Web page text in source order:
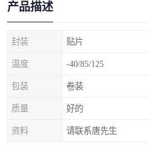
产品描述
封装 贴片
温度 -40/85/125
包装 卷装
质量 好的
资料 请联系唐先生